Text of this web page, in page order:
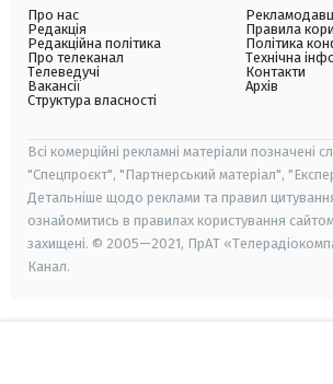
Про нас
Редакція
Редакційна політика
Про телеканал
Телеведучі
Вакансії
Структура власності
Правила
Політика
Технічна
Контакти
Архів
Всі комерційні рекламні матеріали позначені
"Спецпроєкт", "Партнерський матеріал",
Детальніше щодо реклами та правил
ознайомитись в правилах користування
захищені. © 2005—2021, ПрАТ
Канал.